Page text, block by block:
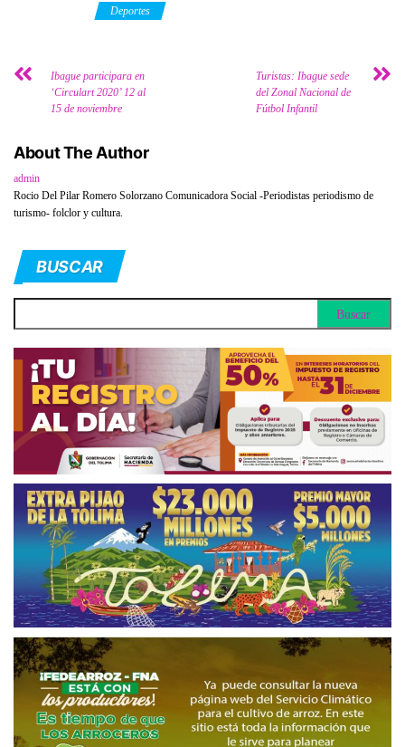
Deportes
Ibague participara en
‘Circulart 2020’ 12 al
15 de noviembre
Turistas: Ibague sede
del Zonal Nacional de
Fútbol Infantil
About The Author
admin
Rocio Del Pilar Romero Solorzano Comunicadora Social -Periodistas periodismo de
turismo- folclor y cultura.
BUSCAR